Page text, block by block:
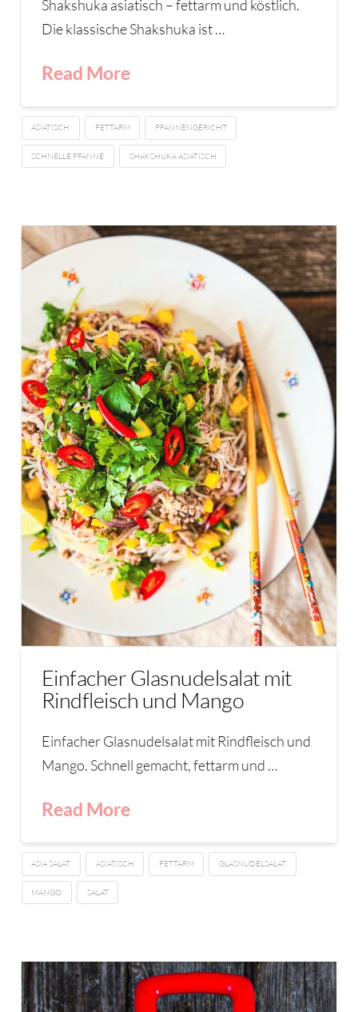
Shakshuka asiatisch – fettarm und köstlich.
Die klassische Shakshuka ist …
Read More
ASIATISCH FETTARM PFANNENGERICHT
SCHNELLE PFANNE SHAKSHUKA ASIATISCH
Einfacher Glasnudelsalat mit
Rindfleisch und Mango
Einfacher Glasnudelsalat mit Rindfleisch und
Mango. Schnell gemacht, fettarm und …
Read More
ASIA SALAT ASIATISCH FETTARM GLASNUDELSALAT
MANGO SALAT